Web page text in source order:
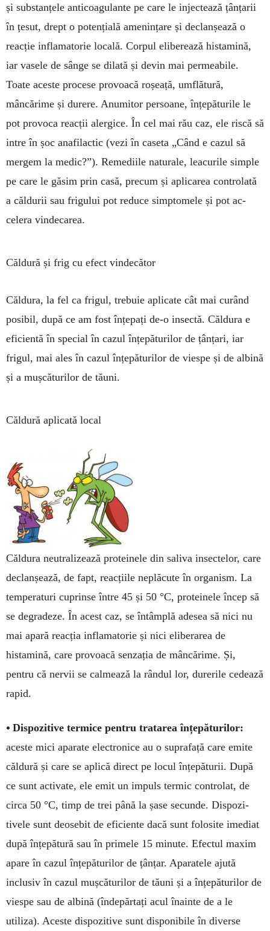
și substan­țele anticoagulante pe care le injectează țânțarii
în țesut, drept o potențială amenințare și declan­șează o
reacție inflamatorie locală. Corpul elibe­rează histamină,
iar vasele de sânge se dilată și devin mai permeabile.
Toate aceste procese pro­voacă roșeață, umflătură,
mâncărime și durere. Anumitor persoane, înțepăturile le
pot provoca reacții alergice. În cel mai rău caz, ele riscă să
intre în șoc anafilactic (vezi în caseta „Când e cazul să
mergem la medic?”). Remediile na­turale, leacurile simple
pe care le găsim prin casă, precum și aplicarea controlată
a căldurii sau frigului pot reduce simptomele și pot ac­
celera vindecarea.
Căldură și frig cu efect vindecător
Căldura, la fel ca frigul, trebuie aplicate cât mai curând
posibil, după ce am fost înțepați de-o insectă. Căldura e
eficientă în special în cazul înțepăturilor de țânțari, iar
frigul, mai ales în cazul înțepăturilor de viespe și de albină
și a mușcăturilor de tăuni.
Căldură aplicată local
Căldura neutralizează proteinele din saliva insectelor, care
declanșează, de fapt, reacțiile neplăcute în organism. La
temperaturi cuprinse între 45 și 50 °C, proteinele încep să
se degradeze. În acest caz, se întâmplă adesea să nici nu
mai apară reacția inflamatorie și nici eliberarea de
histamină, care provoacă senzația de mâncărime. Și,
pentru că nervii se calmează la rândul lor, durerile cedează
rapid.
• Dispozitive termice pentru tratarea înțepăturilor:
aceste mici aparate electronice au o suprafață care emite
căldură și care se aplică direct pe locul înțepăturii. După
ce sunt activate, ele emit un impuls termic controlat, de
circa 50 °C, timp de trei până la șase secunde. Dispo­zi­
tivele sunt deosebit de eficiente dacă sunt folosite imediat
după înțepătură sau în primele 15 mi­nute. Efectul maxim
apare în cazul înțepăturilor de țânțar. Aparatele ajută
inclusiv în cazul muș­căturilor de tăuni și a înțepăturilor de
viespe sau de albină (îndepărtați acul înainte de a le
utiliza). Aceste dispozitive sunt disponi­bile în diverse